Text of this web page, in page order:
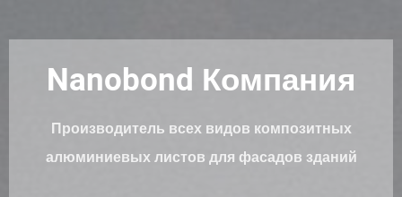
Nanobond Компания
Производитель всех видов композитных
алюминиевых листов для фасадов зданий